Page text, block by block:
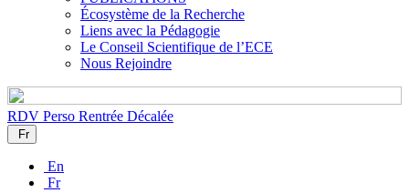
Écosystème de la Recherche
Liens avec la Pédagogie
Le Conseil Scientifique de l’ECE
Nous Rejoindre
RDV Perso Rentrée Décalée
Fr
En
Fr